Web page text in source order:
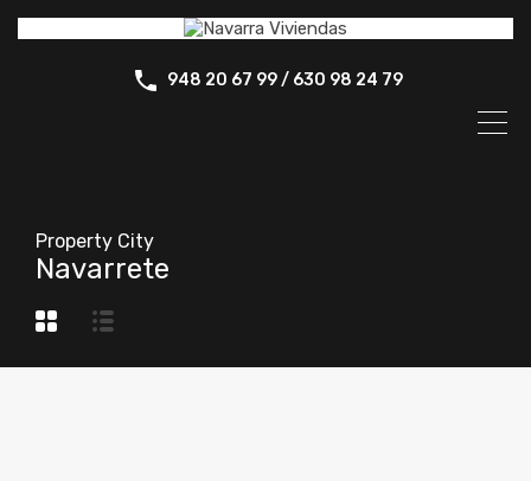
948 20 67 99 / 630 98 24 79
Property City
Navarrete